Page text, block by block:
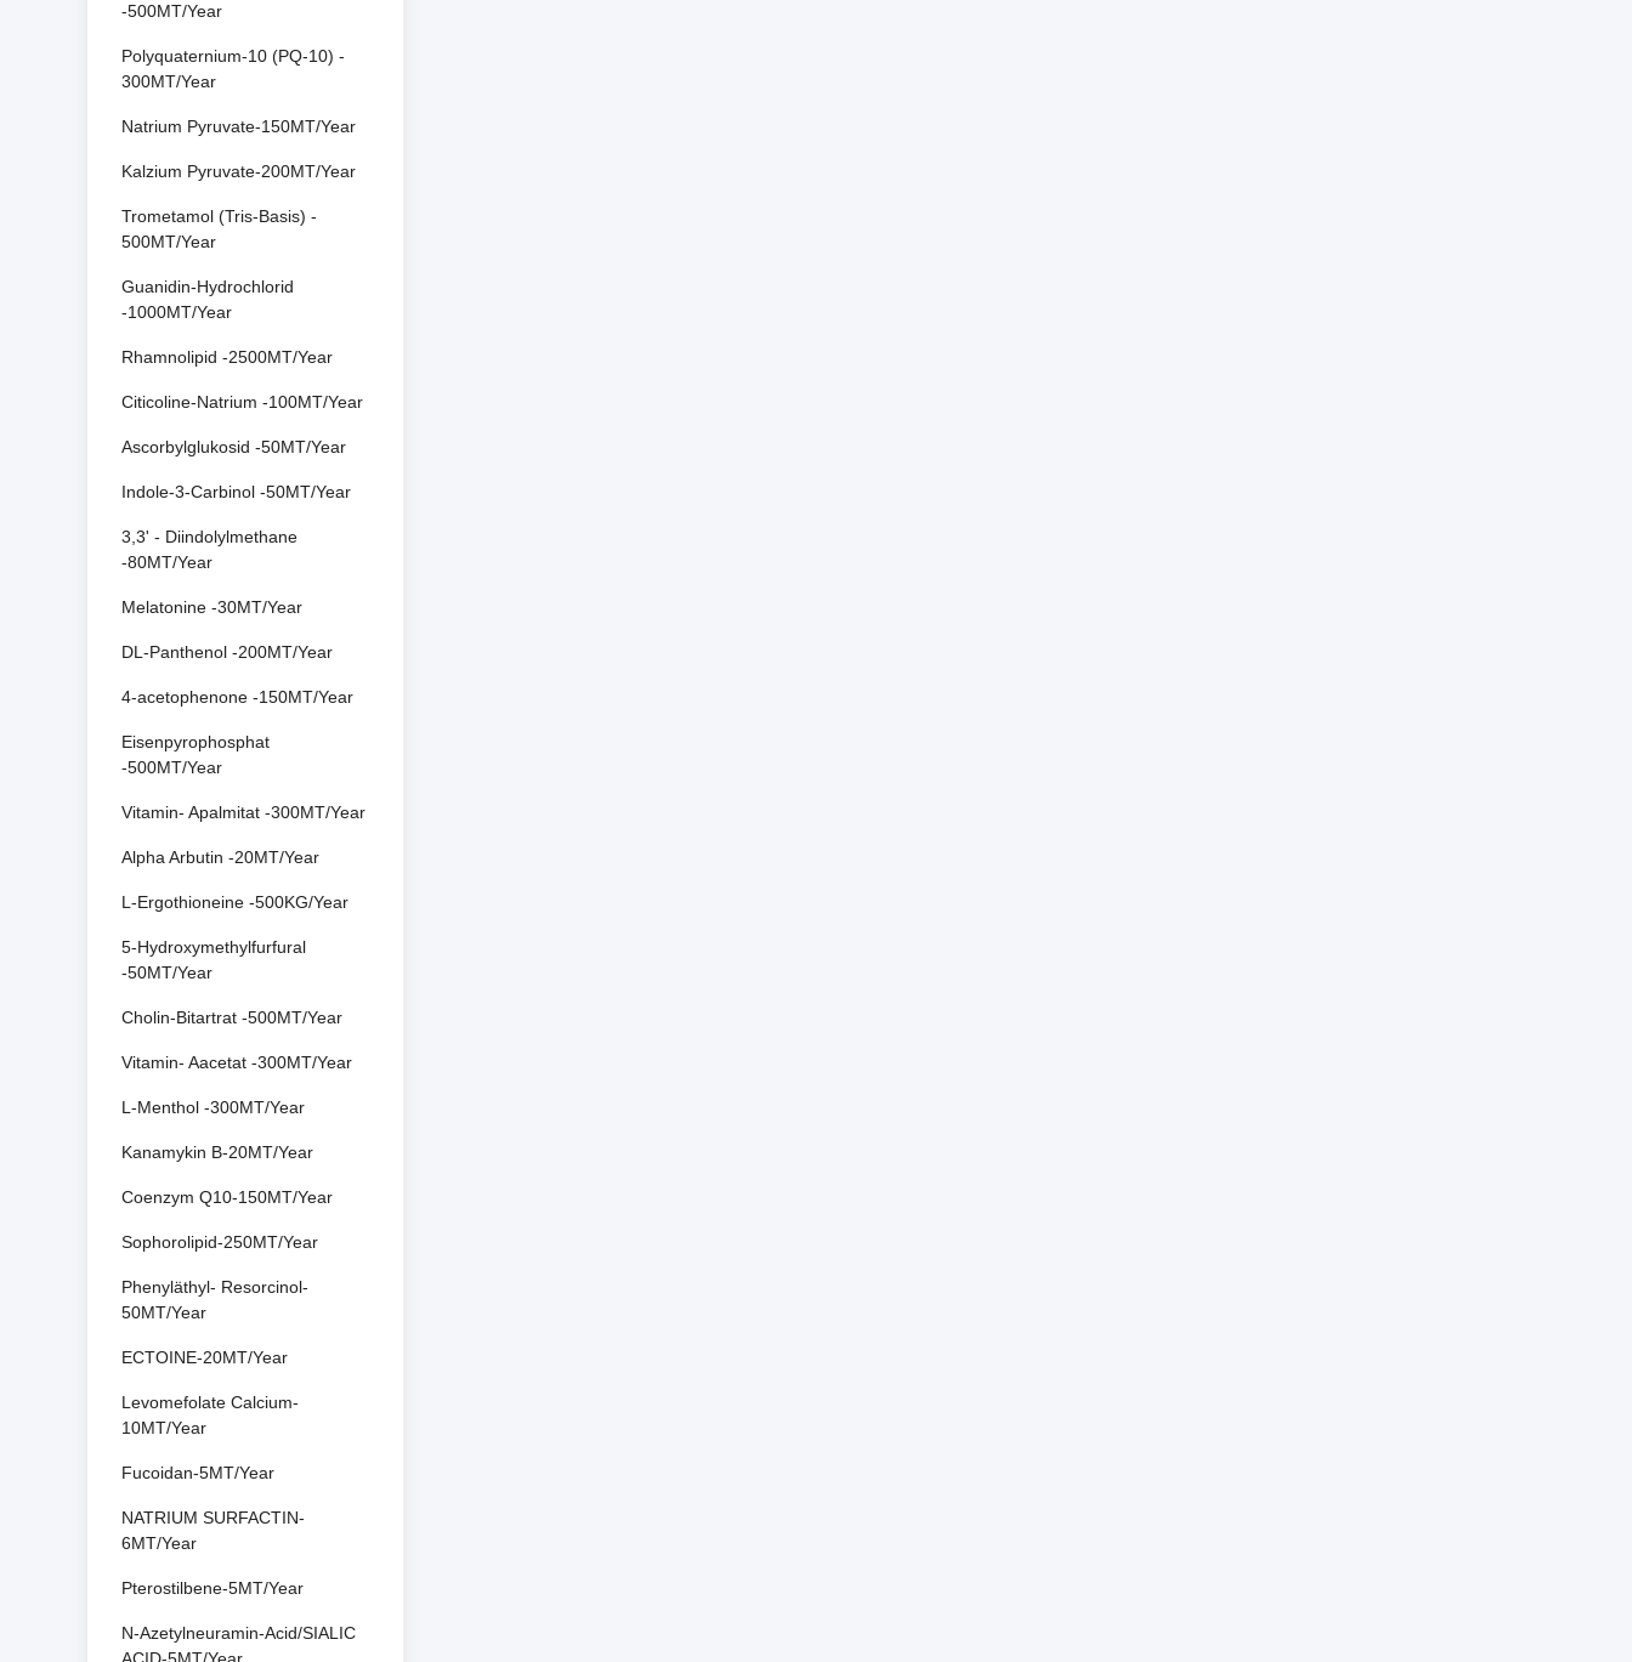
-500MT/Year
Polyquaternium-10 (PQ-10) -
300MT/Year
Natrium Pyruvate-150MT/Year
Kalzium Pyruvate-200MT/Year
Trometamol (Tris-Basis) -
500MT/Year
Guanidin-Hydrochlorid
-1000MT/Year
Rhamnolipid -2500MT/Year
Citicoline-Natrium -100MT/Year
Ascorbylglukosid -50MT/Year
Indole-3-Carbinol -50MT/Year
3,3' - Diindolylmethane
-80MT/Year
Melatonine -30MT/Year
DL-Panthenol -200MT/Year
4-acetophenone -150MT/Year
Eisenpyrophosphat
-500MT/Year
Vitamin- Apalmitat -300MT/Year
Alpha Arbutin -20MT/Year
L-Ergothioneine -500KG/Year
5-Hydroxymethylfurfural
-50MT/Year
Cholin-Bitartrat -500MT/Year
Vitamin- Aacetat -300MT/Year
L-Menthol -300MT/Year
Kanamykin B-20MT/Year
Coenzym Q10-150MT/Year
Sophorolipid-250MT/Year
Phenyläthyl- Resorcinol-
50MT/Year
ECTOINE-20MT/Year
Levomefolate Calcium-
10MT/Year
Fucoidan-5MT/Year
NATRIUM SURFACTIN-
6MT/Year
Pterostilbene-5MT/Year
N-Azetylneuramin-Acid/SIALIC